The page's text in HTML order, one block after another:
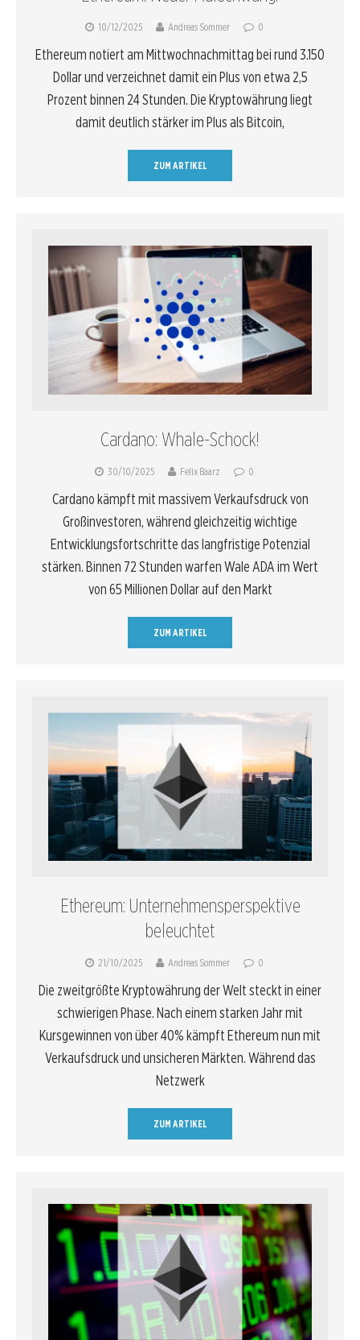
10/12/2025 Andreas Sommer 0
Ethereum notiert am Mittwochnachmittag bei rund 3.150
Dollar und verzeichnet damit ein Plus von etwa 2,5
Prozent binnen 24 Stunden. Die Kryptowährung liegt
damit deutlich stärker im Plus als Bitcoin,
ZUM ARTIKEL
Cardano: Whale-Schock!
30/10/2025 Felix Baarz 0
Cardano kämpft mit massivem Verkaufsdruck von
Großinvestoren, während gleichzeitig wichtige
Entwicklungsfortschritte das langfristige Potenzial
stärken. Binnen 72 Stunden warfen Wale ADA im Wert
von 65 Millionen Dollar auf den Markt
ZUM ARTIKEL
Ethereum: Unternehmensperspektive
beleuchtet
21/10/2025 Andreas Sommer 0
Die zweitgrößte Kryptowährung der Welt steckt in einer
schwierigen Phase. Nach einem starken Jahr mit
Kursgewinnen von über 40% kämpft Ethereum nun mit
Verkaufsdruck und unsicheren Märkten. Während das
Netzwerk
ZUM ARTIKEL